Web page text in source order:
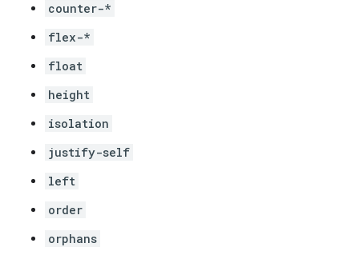
counter-*
flex-*
float
height
isolation
justify-self
left
order
orphans